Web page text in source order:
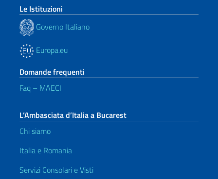
Le Istituzioni
Governo Italiano
Europa.eu
Domande frequenti
Faq – MAECI
L’Ambasciata d’Italia a Bucarest
Chi siamo
Italia e Romania
Servizi Consolari e Visti